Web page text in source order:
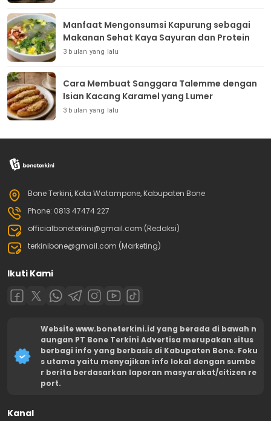
Manfaat Mengonsumsi Kapurung sebagai
Makanan Sehat Kaya Sayuran dan Protein
3 bulan yang lalu
Cara Membuat Sanggara Talemme dengan
Isian Kacang Karamel yang Lumer
3 bulan yang lalu
Bone Terkini, Kota Watampone, Kabupaten Bone
Phone: 0813 47474 227
officialboneterkini@gmail.com (Redaksi)
terkinibone@gmail.com (Marketing)
Ikuti Kami
Website www.boneterkini.id yang berada di bawah n
aungan PT Bone Terkini Advertisa merupakan situs
berbagi info yang berbasis di Kabupaten Bone. Foku
s utama yaitu menyajikan info lokal dengan sumbe
r berita berdasarkan laporan masyarakat/citizen re
port.
Kanal